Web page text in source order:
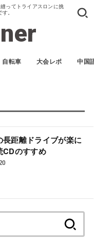
ってトライアスロンに挑
。
自転車 大会レポ 中国
長距離ドライブが楽に
CDのすすめ